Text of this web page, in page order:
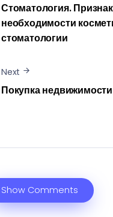
Стоматология.
необходимости
стоматологии
Next
Покупка
Show Comments